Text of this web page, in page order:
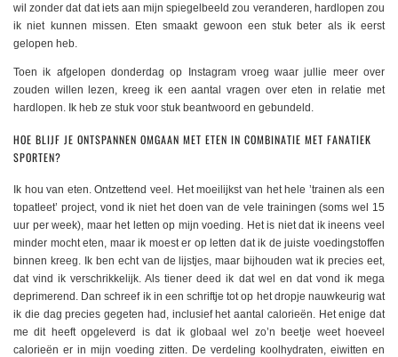
wil zonder dat dat iets aan mijn spiegelbeeld zou veranderen, hardlopen zou
ik niet kunnen missen. Eten smaakt gewoon een stuk beter als ik eerst
gelopen heb.
Toen ik afgelopen donderdag op Instagram vroeg waar jullie meer over
zouden willen lezen, kreeg ik een aantal vragen over eten in relatie met
hardlopen. Ik heb ze stuk voor stuk beantwoord en gebundeld.
HOE BLIJF JE ONTSPANNEN OMGAAN MET ETEN IN COMBINATIE MET FANATIEK
SPORTEN?
Ik hou van eten. Ontzettend veel. Het moeilijkst van het hele ’trainen als een
topatleet’ project, vond ik niet het doen van de vele trainingen (soms wel 15
uur per week), maar het letten op mijn voeding. Het is niet dat ik ineens veel
minder mocht eten, maar ik moest er op letten dat ik de juiste voedingstoffen
binnen kreeg. Ik ben echt van de lijstjes, maar bijhouden wat ik precies eet,
dat vind ik verschrikkelijk. Als tiener deed ik dat wel en dat vond ik mega
deprimerend. Dan schreef ik in een schriftje tot op het dropje nauwkeurig wat
ik die dag precies gegeten had, inclusief het aantal calorieën. Het enige dat
me dit heeft opgeleverd is dat ik globaal wel zo’n beetje weet hoeveel
calorieën er in mijn voeding zitten. De verdeling koolhydraten, eiwitten en